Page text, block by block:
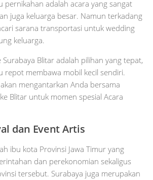
pernikahan adalah acara yang sangat
juga keluarga besar. Namun terkadang
sarana transportasi untuk wedding
keluarga.
Surabaya Blitar adalah pilihan yang tepat,
repot membawa mobil kecil sendiri.
mengantarkan Anda bersama
Blitar untuk momen spesial Acara
dan Event Artis
ibu kota Provinsi Jawa Timur yang
dan perekonomian sekaligus
tersebut. Surabaya juga merupakan